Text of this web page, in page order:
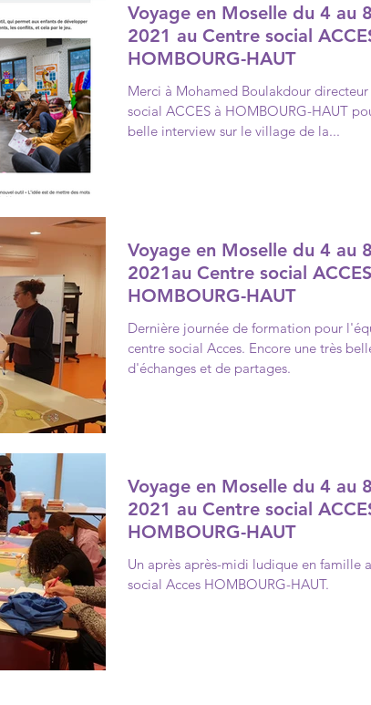
Voyage en Moselle du 4 au 8
2021 au Centre social
HOMBOURG-HAUT
Merci à Mohamed Boulakdour directeur
social ACCES à HOMBOURG-HAUT
belle interview sur le village de la...
Voyage en Moselle du 4 au 8
2021au Centre social ACCES
HOMBOURG-HAUT
Dernière journée de formation pour
centre social Acces. Encore une très
d'échanges et de partages.
Voyage en Moselle du 4 au 8
2021 au Centre social
HOMBOURG-HAUT
Un après après-midi ludique en famille
social Acces HOMBOURG-HAUT.